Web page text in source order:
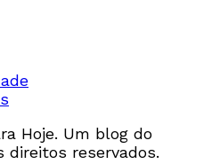
Hoje. Um blog do
direitos reservados.